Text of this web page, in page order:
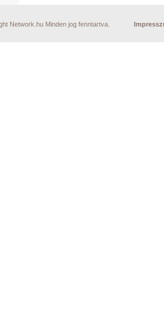
Network.hu Minden jog fenntartva.